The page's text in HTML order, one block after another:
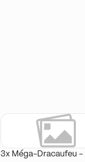
3x Méga-Dracaufeu -